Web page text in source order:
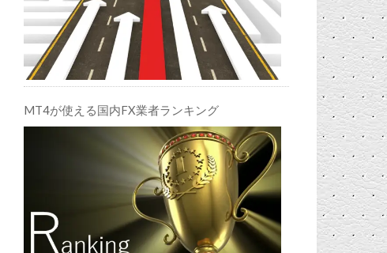
MT4が使える国内FX業者ランキング